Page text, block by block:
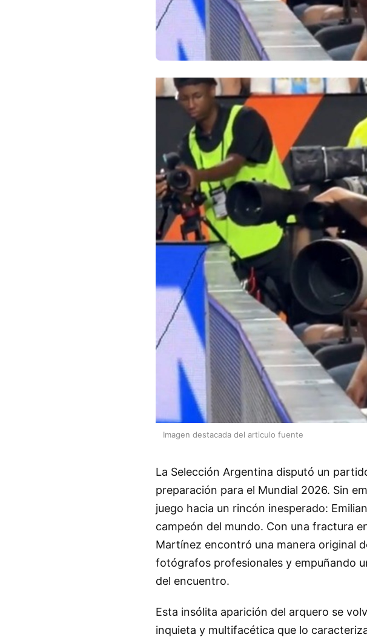
Imagen destacada del articulo fuente
La Selección Argentina disputó un
preparación para el Mundial 2026. Sin
juego hacia un rincón inesperado:
campeón del mundo. Con una fractura
Martínez encontró una manera original
fotógrafos profesionales y empuñando
del encuentro.
Esta insólita aparición del arquero se
inquieta y multifacética que lo